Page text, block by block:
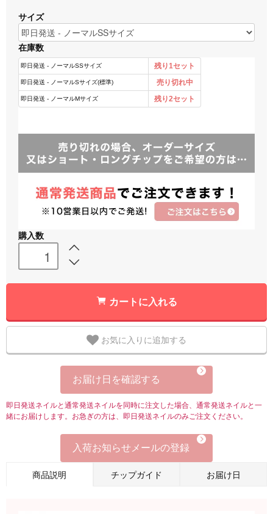
サイズ
在庫数
購入数
カートに入れる
お気に入りに追加する
お届け日を確認する
即日発送ネイルと通常発送ネイルを同時に注文した場合、通常発送ネイルと一
緒にお届けします。お急ぎの方は、即日発送ネイルのみご注文ください。
入荷お知らせメールの登録
商品説明 チップガイド お届け日